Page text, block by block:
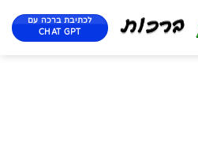
לכתיבת ברכה עם
CHAT GPT